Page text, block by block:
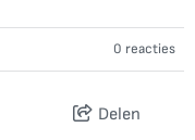
0 reacties
Delen